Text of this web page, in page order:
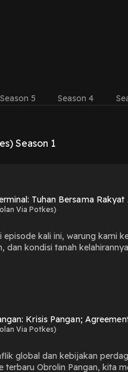
Season 5 Season 4
Season 1
Tuhan Bersama Rakyat
Via Potkes)
Bencana yang melanda Aceh pada tahun 2025 lalu nyatanya
yang belum
menjadi tantangan besar
Krisis Pangan;
Via Potkes)
global dan kebijakan